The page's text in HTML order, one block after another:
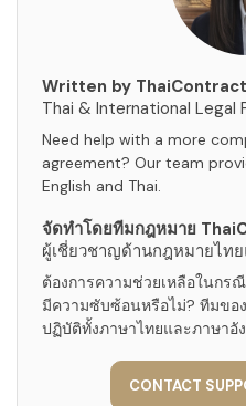
Written by
Thai & International Legal
Need help with a more
agreement? Our team
English and Thai.
จัดทำโดยทีมกฎหมาย
ผู้เชี่ยวชาญด้านกฎหมายไท
ต้องการความช่วยเหลือในก
มีความซับซ้อนหรือไม่? ทีมขอ
ปฏิบัติทั้งภาษาไทยและภาษาอั
CONTACT